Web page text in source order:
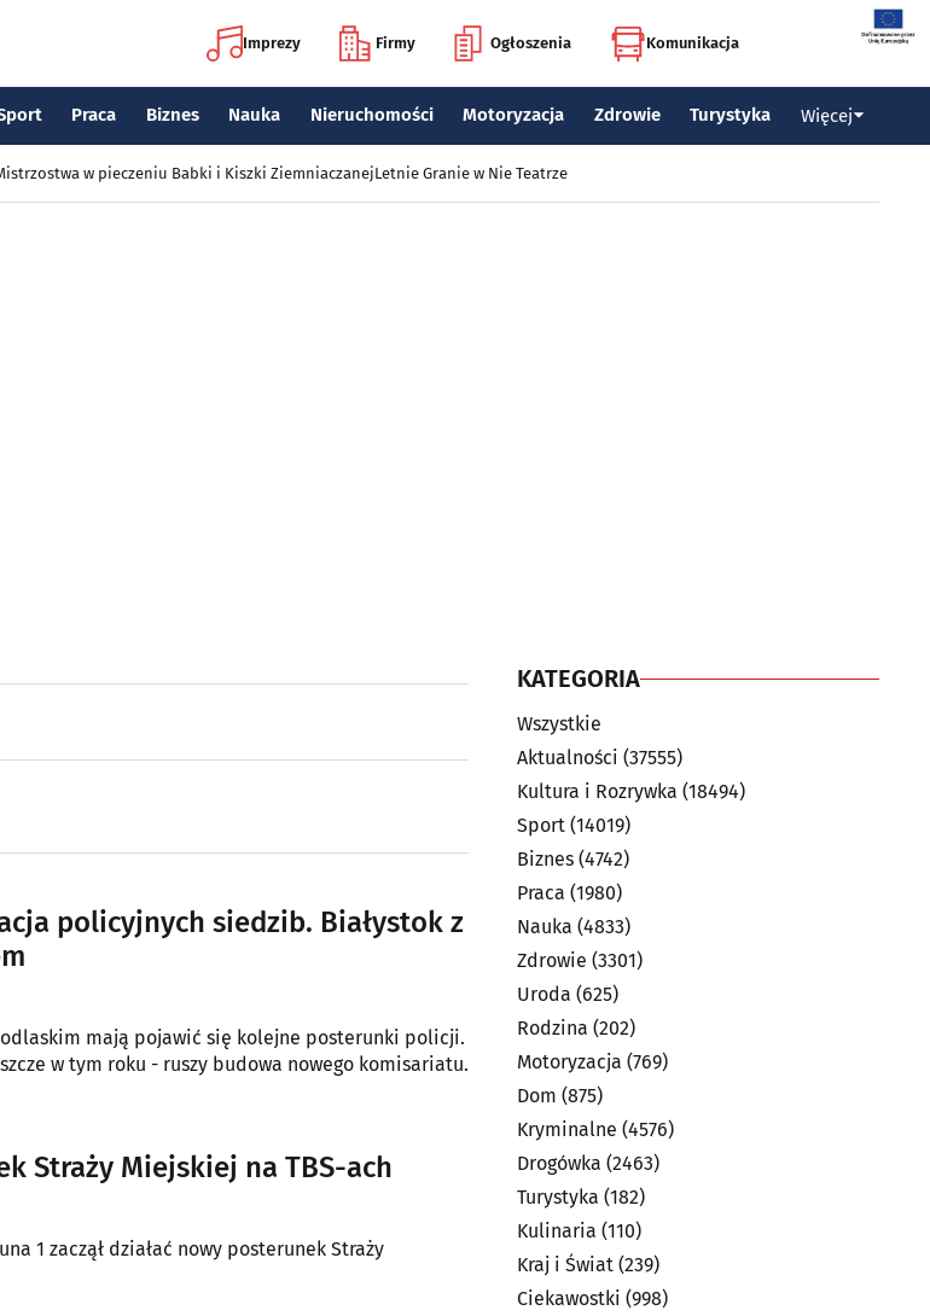
Imprezy Firmy Ogłoszenia Komunikacja
Praca Biznes Nauka Nieruchomości Motoryzacja Zdrowie Turystyka Więcej
w pieczeniu Babki i Kiszki ZiemniaczanejLetnie Granie w Nie Teatrze
policyjnych siedzib. Białystok z
mają pojawić się kolejne posterunki policji.
w tym roku - ruszy budowa nowego komisariatu.
Straży Miejskiej na TBS-ach
1 zaczął działać nowy posterunek Straży
KATEGORIA
Wszystkie
Aktualności (37555)
Kultura i Rozrywka (18494)
Sport (14019)
Biznes (4742)
Praca (1980)
Nauka (4833)
Zdrowie (3301)
Uroda (625)
Rodzina (202)
Motoryzacja (769)
Dom (875)
Kryminalne (4576)
Drogówka (2463)
Turystyka (182)
Kulinaria (110)
Kraj i Świat (239)
Ciekawostki (998)